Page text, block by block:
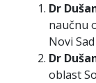
Dr
naučnu
Novi Sad
Dr
oblast